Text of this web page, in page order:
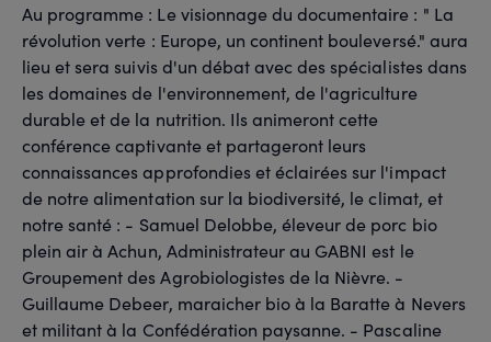
Au programme : Le visionnage du documentaire : " La
révolution verte : Europe, un continent bouleversé." aura
lieu et sera suivis d'un débat avec des spécialistes dans
les domaines de l'environnement, de l'agriculture
durable et de la nutrition. Ils animeront cette
conférence captivante et partageront leurs
connaissances approfondies et éclairées sur l'impact
de notre alimentation sur la biodiversité, le climat, et
notre santé : - Samuel Delobbe, éleveur de porc bio
plein air à Achun, Administrateur au GABNI est le
Groupement des Agrobiologistes de la Nièvre. -
Guillaume Debeer, maraicher bio à la Baratte à Nevers
et militant à la Confédération paysanne. - Pascaline